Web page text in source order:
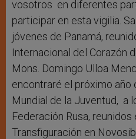
vosotros en diferentes
participar en esta vigilia.
jóvenes de Panamá,
Internacional del Corazón
Mons. Domingo Ulloa
encontraré el próximo año
Mundial de la Juventud, a
Federación Rusa,
Transfiguración en